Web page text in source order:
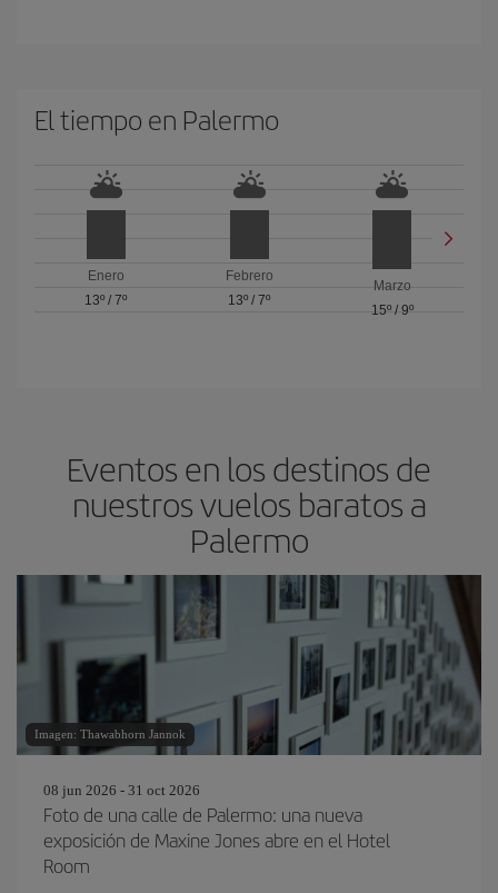
El tiempo en Palermo
Enero
13º /7º
Febrero
13º / 7º
Marzo
15º/ 9º
Eventos en los destinos de
nuestros vuelos baratos a
Palermo
Imagen: Thawabhorn Jannok
08 jun 2026 - 31 oct 2026
Foto de una calle de Palermo: una nueva
exposición de Maxine Jones abre en el Hotel
Room